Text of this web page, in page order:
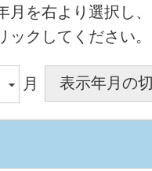
月を右より選択し
ックしてください。
月